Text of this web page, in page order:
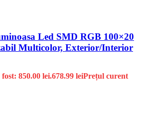
Led SMD RGB 100×20
Multicolor, Exterior/Interior
850.00 lei.678.99 leiPrețul curent